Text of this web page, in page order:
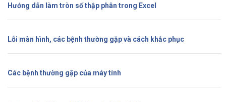
Hướng dẫn làm tròn số thập phân trong Excel
Lỗi màn hình, các bệnh thường gặp và cách khắc phục
Các bệnh thường gặp của máy tính